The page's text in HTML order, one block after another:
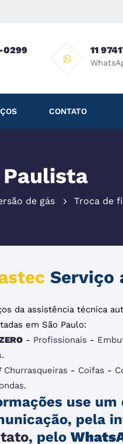
11
0299
CONTATO
de gás Troca de
Serviço
da assistência técnica
em São Paulo:
- Profissionais -
.
Churrasqueiras - Coifas -
.
use um
pela
, pelo